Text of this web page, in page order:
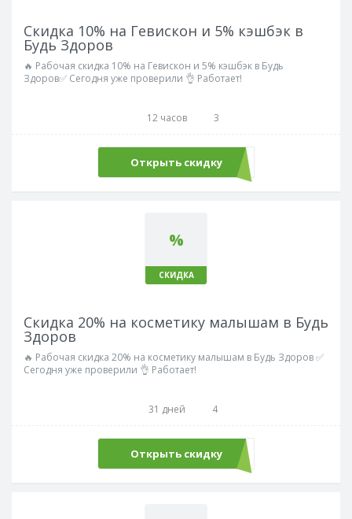
Скидка 10% на Гевискон и 5% кэшбэк в
Будь Здоров
🔥 Рабочая скидка 10% на Гевискон и 5% кэшбэк в Будь
Здоров✅ Сегодня уже проверили 👌 Работает!
12 часов 3
Открыть скидку
%
СКИДКА
Скидка 20% на косметику малышам в Будь
Здоров
🔥 Рабочая скидка 20% на косметику малышам в Будь Здоров ✅
Сегодня уже проверили 👌 Работает!
31 дней 4
Открыть скидку